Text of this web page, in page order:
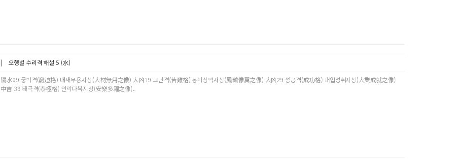
오행별 수리격 해설 5 (水)
陽水09 궁박격(窮迫格) 대재무용지상(大材無用之像) 大凶19 고난격(苦難格) 봉학상익지상(鳳鶴像翼之像) 大凶29 성공격(成功格) 대업성취지상(大業成就之像)
中吉 39 태극격(泰極格) 안락다복지상(安樂多福之像)..